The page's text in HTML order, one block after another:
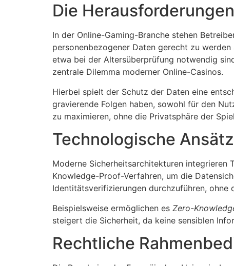
Die
In der Online-Gaming-Branche stehen
personenbezogener Daten gerecht zu
etwa bei der Altersüberprüfung notwendig
zentrale Dilemma moderner Online-Casinos.
Hierbei spielt der Schutz der Daten eine
gravierende Folgen haben, sowohl für den
zu maximieren, ohne die Privatsphäre der
Technologische
Moderne Sicherheitsarchitekturen integrieren
Knowledge-Proof-Verfahren, um die
Identitätsverifizierungen durchzuführen,
Beispielsweise ermöglichen es Zero-
steigert die Sicherheit, da keine sensiblen
Rechtliche